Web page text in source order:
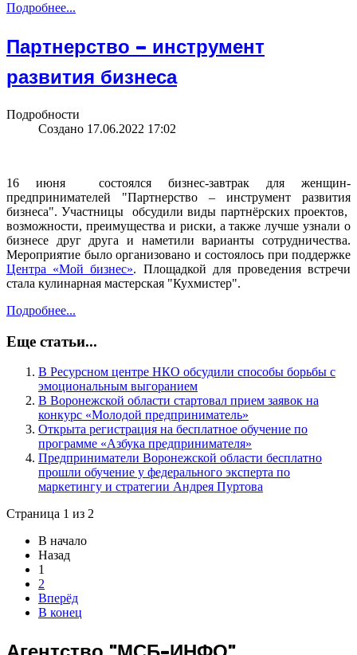
Подробнее...
Партнерство – инструмент
развития бизнеса
Подробности
Создано 17.06.2022 17:02
16 июня состоялся бизнес-завтрак для женщин-
предпринимателей "Партнерство – инструмент развития
бизнеса". Участницы обсудили виды партнёрских проектов,
возможности, преимущества и риски, а также лучше узнали о
бизнесе друг друга и наметили варианты сотрудничества.
Мероприятие было организовано и состоялось при поддержке
Центра «Мой бизнес». Площадкой для проведения встречи
стала кулинарная мастерская "Кухмистер".
Подробнее...
Еще статьи...
В Ресурсном центре НКО обсудили способы борьбы с
эмоциональным выгоранием
В Воронежской области стартовал прием заявок на
конкурс «Молодой предприниматель»
Открыта регистрация на бесплатное обучение по
программе «Азбука предпринимателя»
Предприниматели Воронежской области бесплатно
прошли обучение у федерального эксперта по
маркетингу и стратегии Андрея Пуртова
Страница 1 из 2
В начало
Назад
1
2
Вперёд
В конец